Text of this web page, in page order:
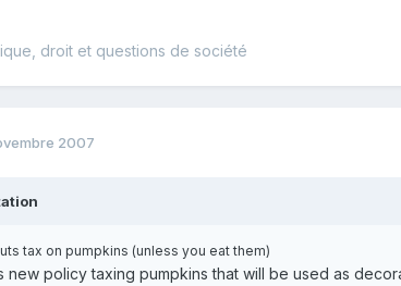
droit et questions de société
2007
tax on pumpkins (unless you eat them)
new policy taxing pumpkins that will be used as